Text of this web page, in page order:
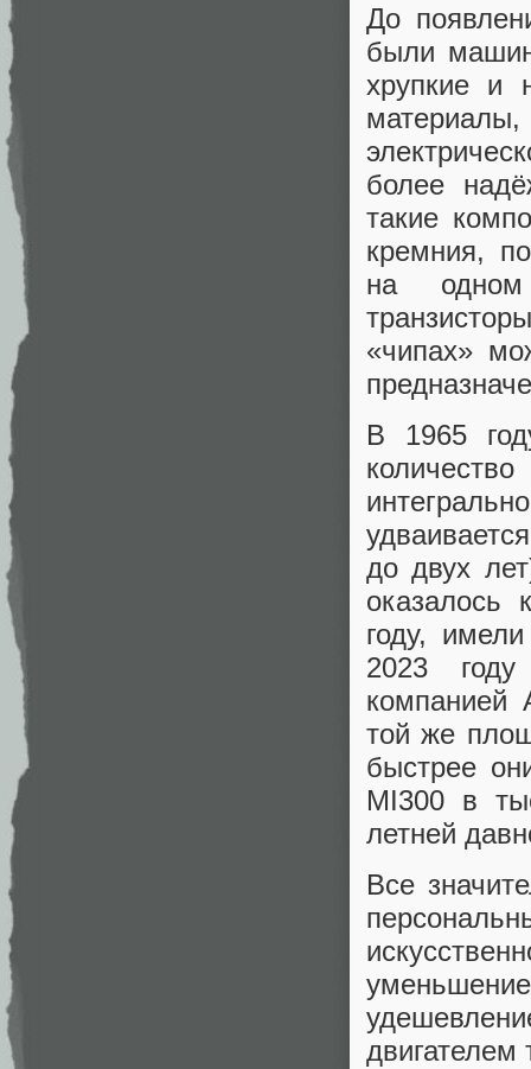
До
были
хрупкие и
более
такие
кремния,
на одном
«чипах»
В 1965
до двух
оказалось
году,
2023 году
компанией
той же
быстрее
MI300 в
летней
Все
двигателем